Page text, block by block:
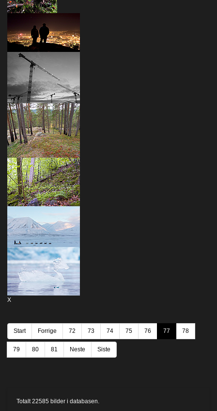
X
Start Forrige 72 73 74 75 76 77 78
79 80 81 Neste Siste
Totalt 22585 bilder i databasen.